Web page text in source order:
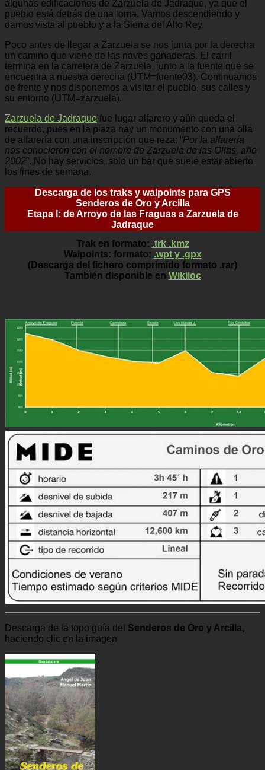
algunas edificaciones de Zarzuela de Jadraque, ya que el
pueblo está detrás de una loma. Vamos descendiendo y
damos vista al pueblo y a la Sierra del Alto Rey.
Poco antes de llegar a Zarzuela se nos junta por la derecha
un camino que viene de las naves ganaderas. El carril
termina en la carretera de Zarzuela, junto a la fuente que se
encuentra a nuestra derecha (UTM=fuente03). Continuamos
de frente y nos disponemos a visitar el pueblo, sus calles y
su entorno (UTM=zarzuela).
Zarzuela de Jadraque fue lugar alfarero y aún queda el
recuerdo, pues en la plaza hay un monumento con una olla
de alfarería con una inscripción que reza: “Por la alfarería
nos conocieron con el nombre de Zarzuela de las Ollas, año
2002”. No hay servicios, solo un bar que suele estar abierto
los fines de semana.
Descarga de los traks y waipoints para GPS
Senderos de Oro y Arcilla
Etapa I: de Arroyo de las Fraguas a Zarzuela de
Jadraque
Trak en formato: .trk .kmz
Waipoints: formato: .wpt y .gpx
(Descarga del fichero comprimido formato .rar)
También disponible en Wikiloc
Descarga de la topo guía del Senderos de Oro y Arcilla,
haciendo clic en la imagen